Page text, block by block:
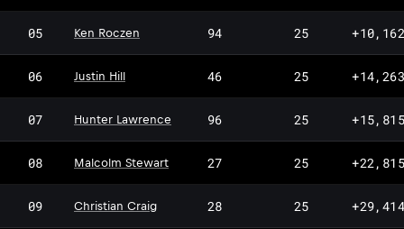
05 Ken Roczen 94 25 +10,162
06 Justin Hill 46 25 +14,263
07 Hunter Lawrence 96 25 +15,815
08 Malcolm Stewart 27 25 +22,815
09 Christian Craig 28 25 +29,414